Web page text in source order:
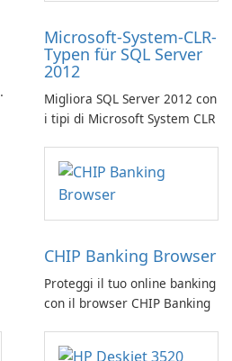
Microsoft-System-CLR-
Typen für SQL Server
2012
Migliora SQL Server 2012 con
i tipi di Microsoft System CLR
CHIP Banking Browser
Proteggi il tuo online banking
con il browser CHIP Banking